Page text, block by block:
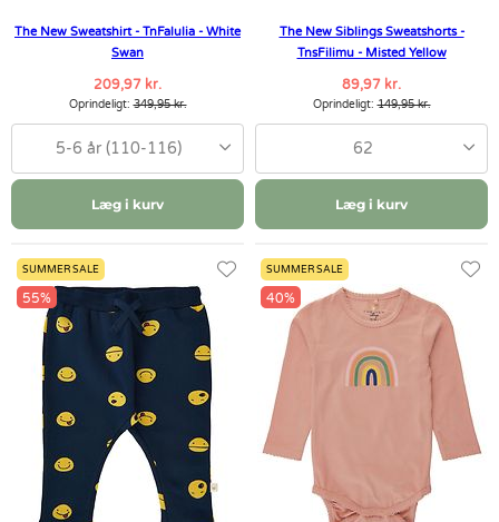
The New Sweatshirt - TnFalulia - White
Swan
209,97 kr.
Oprindeligt:349,95 kr.
5-6 år (110-116)
Læg i kurv
The New Siblings Sweatshorts -
TnsFilimu - Misted Yellow
89,97 kr.
Oprindeligt:149,95 kr.
62
Læg i kurv
SUMMER SALE
55%
SUMMER SALE
40%